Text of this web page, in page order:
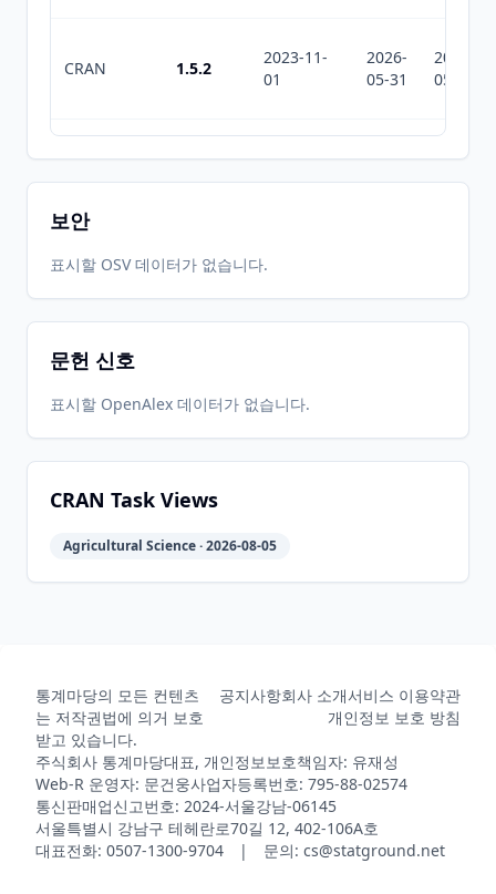
CRAN 1.5.2
2023-11-
01
2026-
05-31
2026-
05-31
2023-03-
27
2026-
05-31
2026-
05-31
CRAN 1.3.4
CRAN
2022-08-
2026-
2026-
06
05-31
05-31
16
05-31
05-31
CRAN 1.1.2
2022-02-
17
2026-
05-31
2021-09-
2026-
2026-
보안
표시할 OSV 데이터가 없습니다.
문헌 신호
표시할 OpenAlex 데이터가 없습니다.
CRAN Task Views
Agricultural Science · 2026-08-05
통계마당의 모든 컨텐츠
는 저작권법에 의거 보호
받고 있습니다.
공지사항회사 소개서비스 이용약관
개인정보 보호 방침
주식회사 통계마당대표, 개인정보보호책임자: 유재성
Web-R 운영자: 문건웅사업자등록번호: 795-88-02574
통신판매업신고번호: 2024-서울강남-06145
서울특별시 강남구 테헤란로70길 12, 402-106A호
대표전화: 0507-1300-9704 | 문의: cs@statground.net